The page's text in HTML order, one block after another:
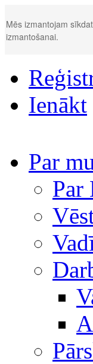
Mēs izmantojam
izmantošanai.
Ienākt
Par
Par